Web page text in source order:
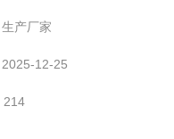
生产厂家
2025-12-25
214